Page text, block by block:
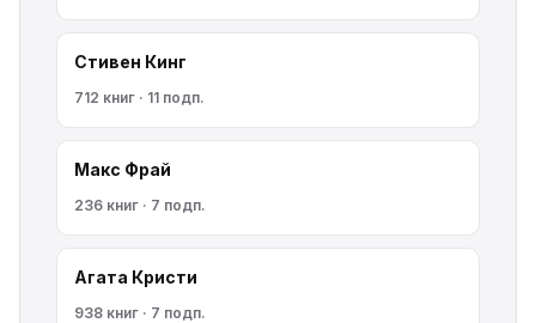
Стивен Кинг
712 книг · 11 подп.
Макс Фрай
236 книг · 7 подп.
Агата Кристи
938 книг · 7 подп.